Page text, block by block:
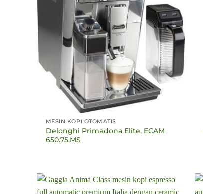
MESIN KOPI OTOMATIS
Delonghi Primadona Elite, ECAM
650.75.MS